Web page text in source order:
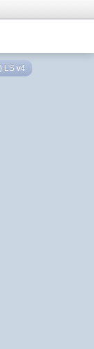
LS v4